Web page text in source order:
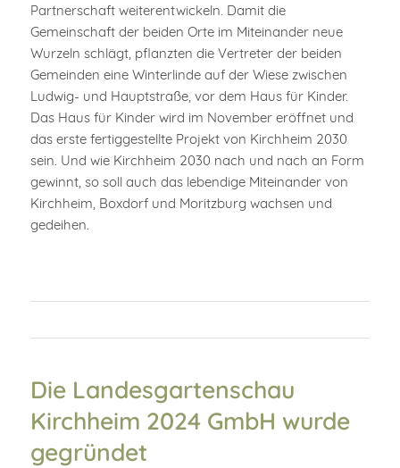
Partnerschaft weiterentwickeln. Damit die
Gemeinschaft der beiden Orte im Miteinander neue
Wurzeln schlägt, pflanzten die Vertreter der beiden
Gemeinden eine Winterlinde auf der Wiese zwischen
Ludwig- und Hauptstraße, vor dem Haus für Kinder.
Das Haus für Kinder wird im November eröffnet und
das erste fertiggestellte Projekt von Kirchheim 2030
sein. Und wie Kirchheim 2030 nach und nach an Form
gewinnt, so soll auch das lebendige Miteinander von
Kirchheim, Boxdorf und Moritzburg wachsen und
gedeihen.
Die Landesgartenschau
Kirchheim 2024 GmbH wurde
gegründet